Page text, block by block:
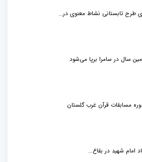
طرح تابستانی نشاط معنوی در...
سال در سامرا برپا می‌شود
مسابقات قرآن غرب گلستان
امام شهید در بقاع...